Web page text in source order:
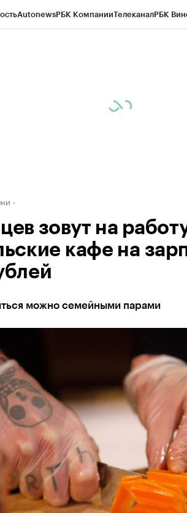
AutonewsРБК КомпанииТелеканалРБК
зовут на
кафе на
можно семейными парами